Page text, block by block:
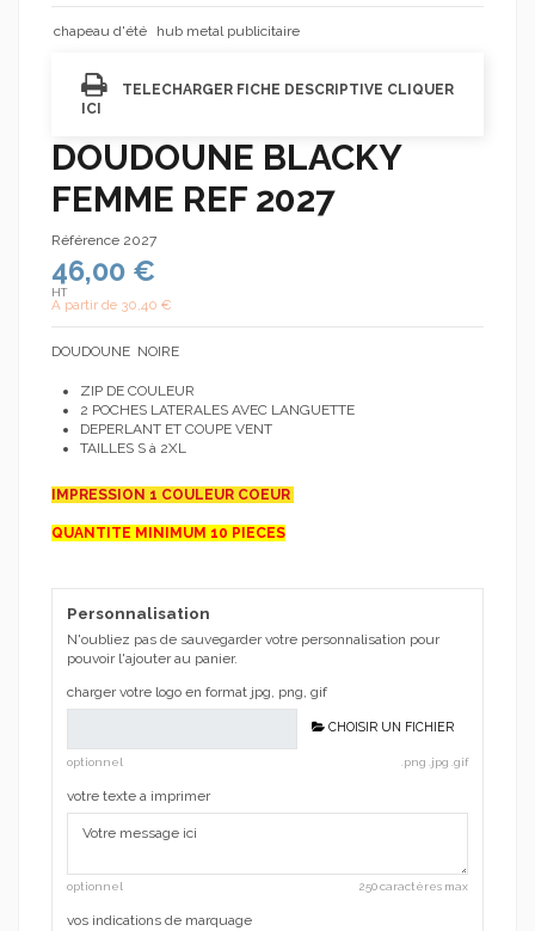
chapeau d'été hub metal publicitaire
TELECHARGER FICHE DESCRIPTIVE CLIQUER
ICI
DOUDOUNE BLACKY
FEMME REF 2027
Référence 2027
46,00 €
HT
A partir de 30,40 €
DOUDOUNE NOIRE
ZIP DE COULEUR
2 POCHES LATERALES AVEC LANGUETTE
DEPERLANT ET COUPE VENT
TAILLES S à 2XL
IMPRESSION 1 COULEUR COEUR
QUANTITE MINIMUM 10 PIECES
Personnalisation
N'oubliez pas de sauvegarder votre personnalisation pour
pouvoir l'ajouter au panier.
charger votre logo en format jpg, png, gif
CHOISIR UN FICHIER
optionnel .png .jpg .gif
votre texte a imprimer
optionnel 250 caractères max
vos indications de marquage